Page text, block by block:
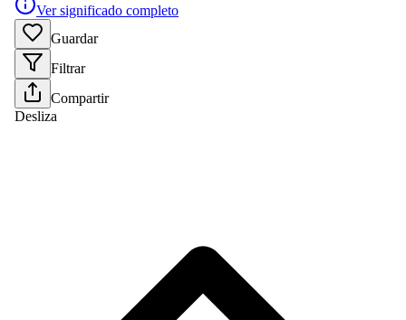
Ver significado completo
Guardar
Filtrar
Compartir
Desliza